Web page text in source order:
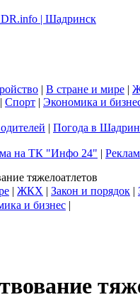
| В стране и мире |
| Спорт | Экономика и
| Погода в
на ТК "Инфо 24" |
тяжелоатлетов
| ЖКХ | Закон и порядок |
и бизнес |